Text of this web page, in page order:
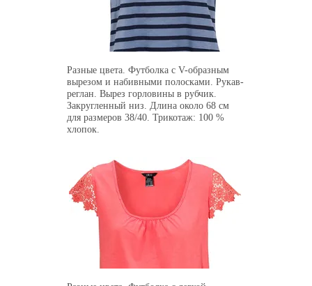
Разные цвета. Футболка с V-образным
вырезом и набивными полосками. Рукав-
реглан. Вырез горловины в рубчик.
Закругленный низ. Длина около 68 см
для размеров 38/40. Трикотаж: 100 %
хлопок.